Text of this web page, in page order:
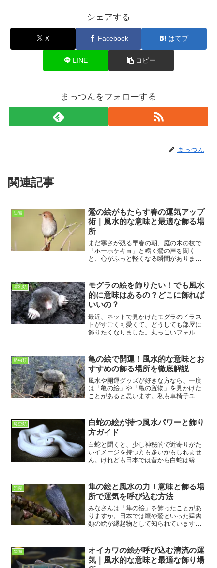
シェアする
X Facebook はてブ
LINE コピー
まっつんをフォローする
まっつん
関連記事
知識
鶯の絵がもたらす春の運気アップ
術｜風水的な意味と最適な飾る場
所
まだ寒さが残る早春の朝、庭の木の枝で
「ホーホケキョ」と鳴く鶯の声を聞く
と、心がふっと軽くなる瞬間がありま
く詠まれてきました。そんな鶯をモチー
フにした絵は、ただのインテリ...
哺乳類
モグラの絵を飾りたい！でも風水
的に意味はあるの？どこに飾れば
いいの？
最近、ネットで見かけたモグラのイラス
トがすごく可愛くて、どうしても部屋に
飾りたくなりました。丸っこいフォルム
は、どこか健気で応援したくなりますよ
ね。でも、ふと気になった...
爬虫類
亀の絵で開運！風水的な意味とお
すすめの飾る場所を徹底解説
風水や開運グッズが好きな方なら、一度
は「亀の絵」や「亀の置物」を見かけた
ことがあると思います。私も車椅子ユー
ています。先日、知人から「亀の絵は長
寿や金運アップにいいよ」...
爬虫類
白蛇の絵が持つ風水パワーと飾り
方ガイド
白蛇と聞くと、少し神秘的で近寄りがた
いイメージを持つ方も多いかもしれませ
ん。けれども日本では昔から白蛇は縁起
絵を家に飾ると、金運や家庭運が上がる
といわれています。私も最...
知識
隼の絵と風水の力！意味と飾る場
所で運気を呼び込む方法
みなさんは「隼の絵」を飾ったことがあ
りますか。日本では鷹や鷲といった猛禽
類の絵が縁起物として知られています
は、空を高速で舞いながら獲物を正確に
捕らえる姿で知られています。...
知識
オイカワの絵が呼び込む清流の運
気｜風水的な意味と最適な飾り場